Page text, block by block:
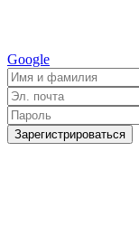
Google
Зарегистрироваться